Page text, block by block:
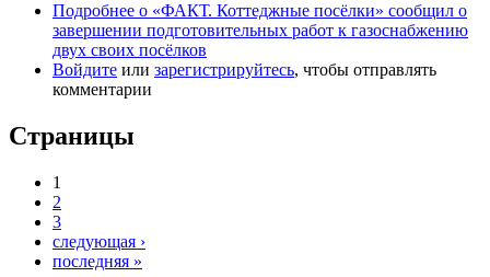
Подробнее о «ФАКТ. Коттеджные посёлки» сообщил о
завершении подготовительных работ к газоснабжению
двух своих посёлков
Войдите или зарегистрируйтесь, чтобы отправлять
комментарии
Страницы
1
2
3
следующая ›
последняя »